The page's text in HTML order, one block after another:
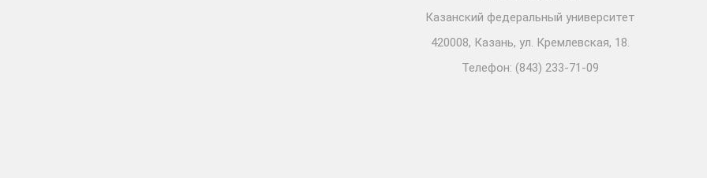
Казанский федеральный университет
420008, Казань, ул. Кремлевская, 18.
Телефон: (843) 233-71-09